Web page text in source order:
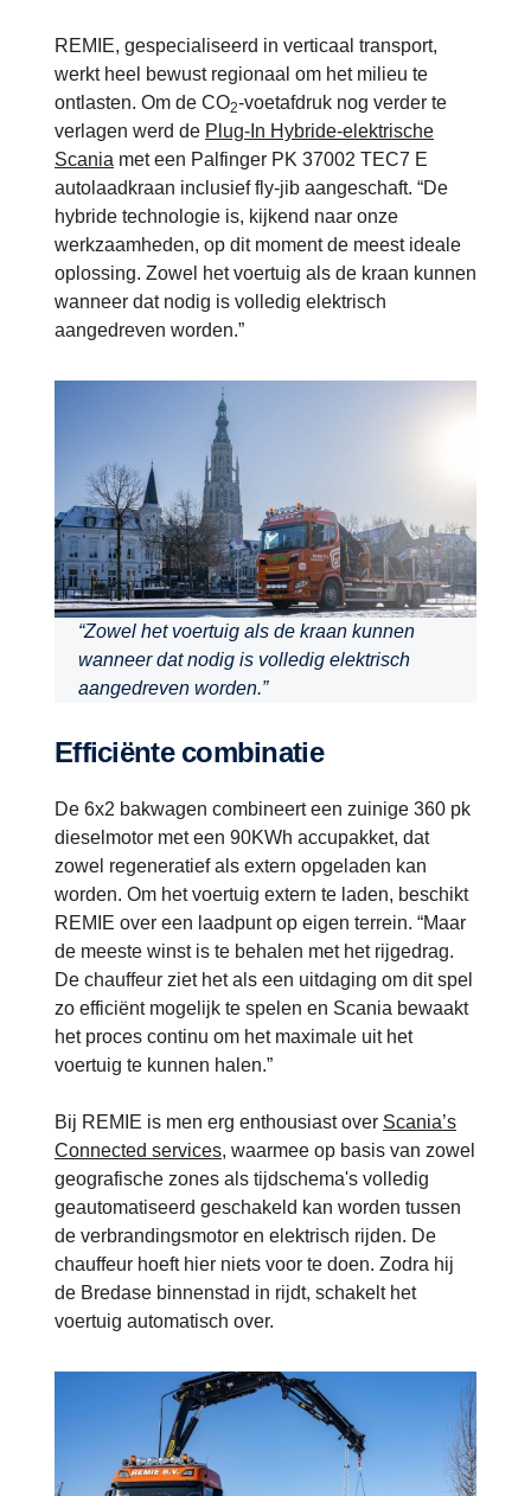
REMIE, gespecialiseerd in verticaal transport,
werkt heel bewust regionaal om het milieu te
ontlasten. Om de CO2-voetafdruk nog verder te
verlagen werd de Plug-In Hybride-elektrische
Scania met een Palfinger PK 37002 TEC7 E
autolaadkraan inclusief fly-jib aangeschaft. “De
hybride technologie is, kijkend naar onze
werkzaamheden, op dit moment de meest ideale
oplossing. Zowel het voertuig als de kraan kunnen
wanneer dat nodig is volledig elektrisch
aangedreven worden.”
“Zowel het voertuig als de kraan kunnen
wanneer dat nodig is volledig elektrisch
aangedreven worden.”
Efficiënte combinatie
De 6x2 bakwagen combineert een zuinige 360 pk
dieselmotor met een 90KWh accupakket, dat
zowel regeneratief als extern opgeladen kan
worden. Om het voertuig extern te laden, beschikt
REMIE over een laadpunt op eigen terrein. “Maar
de meeste winst is te behalen met het rijgedrag.
De chauffeur ziet het als een uitdaging om dit spel
zo efficiënt mogelijk te spelen en Scania bewaakt
het proces continu om het maximale uit het
voertuig te kunnen halen.”
Bij REMIE is men erg enthousiast over Scania’s
Connected services, waarmee op basis van zowel
geografische zones als tijdschema's volledig
geautomatiseerd geschakeld kan worden tussen
de verbrandingsmotor en elektrisch rijden. De
chauffeur hoeft hier niets voor te doen. Zodra hij
de Bredase binnenstad in rijdt, schakelt het
voertuig automatisch over.